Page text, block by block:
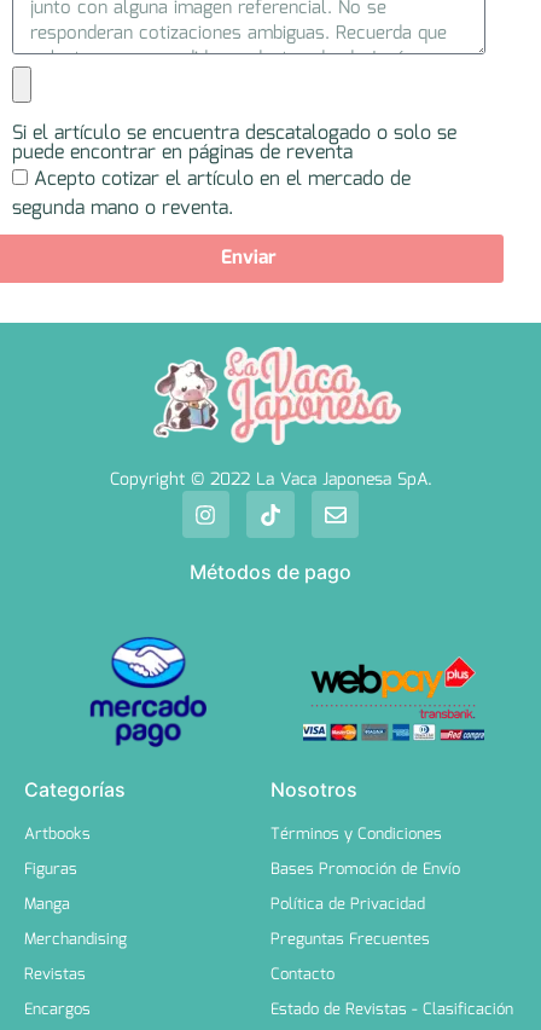
Si el artículo se encuentra descatalogado o solo se
puede encontrar en páginas de reventa
Acepto cotizar el artículo en el mercado de
segunda mano o reventa.
Enviar
Copyright © 2022 La Vaca Japonesa SpA.
Métodos de pago
Categorías
Artbooks
Figuras
Manga
Merchandising
Revistas
Encargos
Nosotros
Términos y Condiciones
Bases Promoción de Envío
Política de Privacidad
Preguntas Frecuentes
Contacto
Estado de Revistas - Clasificación